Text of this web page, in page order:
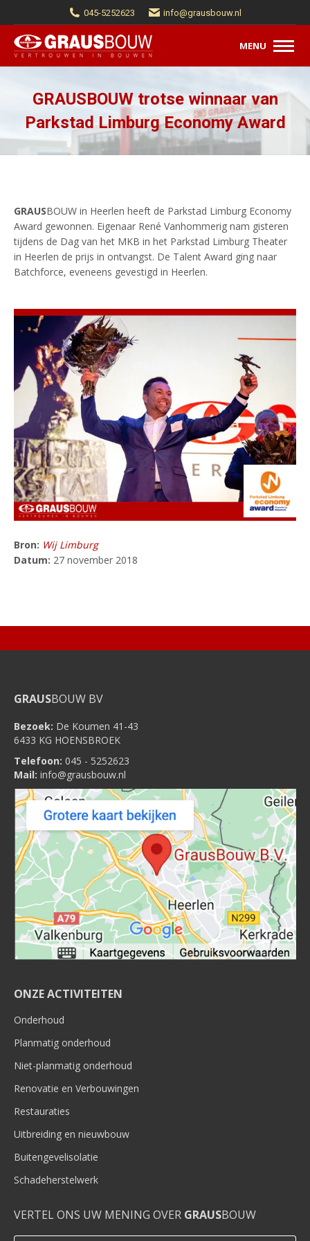
045-5252623 info@grausbouw.nl
MENU
GRAUSBOUW trotse winnaar van
Parkstad Limburg Economy Award
GRAUSBOUW in Heerlen heeft de Parkstad Limburg Economy
Award gewonnen. Eigenaar René Vanhommerig nam gisteren
tijdens de Dag van het MKB in het Parkstad Limburg Theater
in Heerlen de prijs in ontvangst. De Talent Award ging naar
Batchforce, eveneens gevestigd in Heerlen.
Bron: Wij Limburg
Datum: 27 november 2018
GRAUSBOUW BV
Bezoek: De Koumen 41-43
6433 KG HOENSBROEK
Telefoon: 045 - 5252623
Mail: info@grausbouw.nl
ONZE ACTIVITEITEN
Onderhoud
Planmatig onderhoud
Niet-planmatig onderhoud
Renovatie en Verbouwingen
Restauraties
Uitbreiding en nieuwbouw
Buitengevelisolatie
Schadeherstelwerk
VERTEL ONS UW MENING OVER GRAUSBOUW